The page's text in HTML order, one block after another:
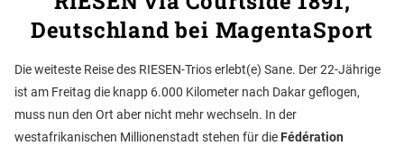
Deutschland bei MagentaSport
Die weiteste Reise des RIESEN-Trios erlebt(e) Sane. Der 22-Jährige
ist am Freitag die knapp 6.000 Kilometer nach Dakar geflogen,
muss nun den Ort aber nicht mehr wechseln. In der
westafrikanischen Millionenstadt stehen für die Fédération